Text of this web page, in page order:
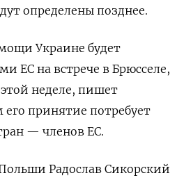
определены позднее.
Украине будет
ЕС на встрече в Брюсселе,
неделе, пишет
принятие потребует
— членов ЕС.
Радослав Сикорский